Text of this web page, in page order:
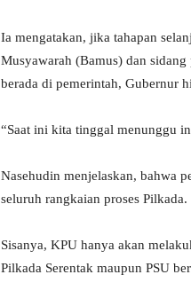
Ia mengatakan, jika tahapan
Musyawarah (Bamus) dan
berada di pemerintah, Gubernur
“Saat ini kita tinggal menunggu
Nasehudin menjelaskan, bahwa
seluruh rangkaian proses Pilkada.
Sisanya, KPU hanya akan
Pilkada Serentak maupun PSU